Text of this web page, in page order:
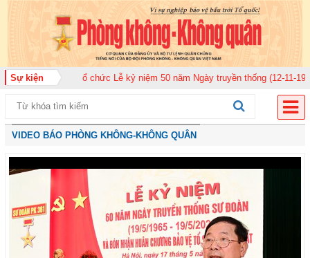
Sự kiện
920 tổ chức Lễ kỷ niệm 50 năm Ngày truyền thống (12-11-1975/12-11-2025)
VIDEO BÁO PHÒNG KHÔNG-KHÔNG QUÂN